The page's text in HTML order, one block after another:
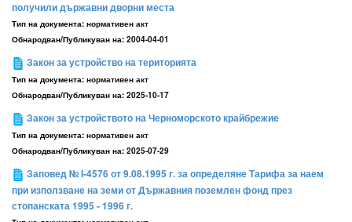
получили държавни дворни места
Тип на документа: нормативен акт
Обнародван/Публикуван на: 2004-04-01
Закон за устройство на територията
Тип на документа: нормативен акт
Обнародван/Публикуван на: 2025-10-17
Закон за устройството на Черноморското крайбрежие
Тип на документа: нормативен акт
Обнародван/Публикуван на: 2025-07-29
Заповед № I-4576 от 9.08.1995 г. за определяне Тарифа за наем
при използване на земи от Държавния поземлен фонд през
стопанската 1995 - 1996 г.